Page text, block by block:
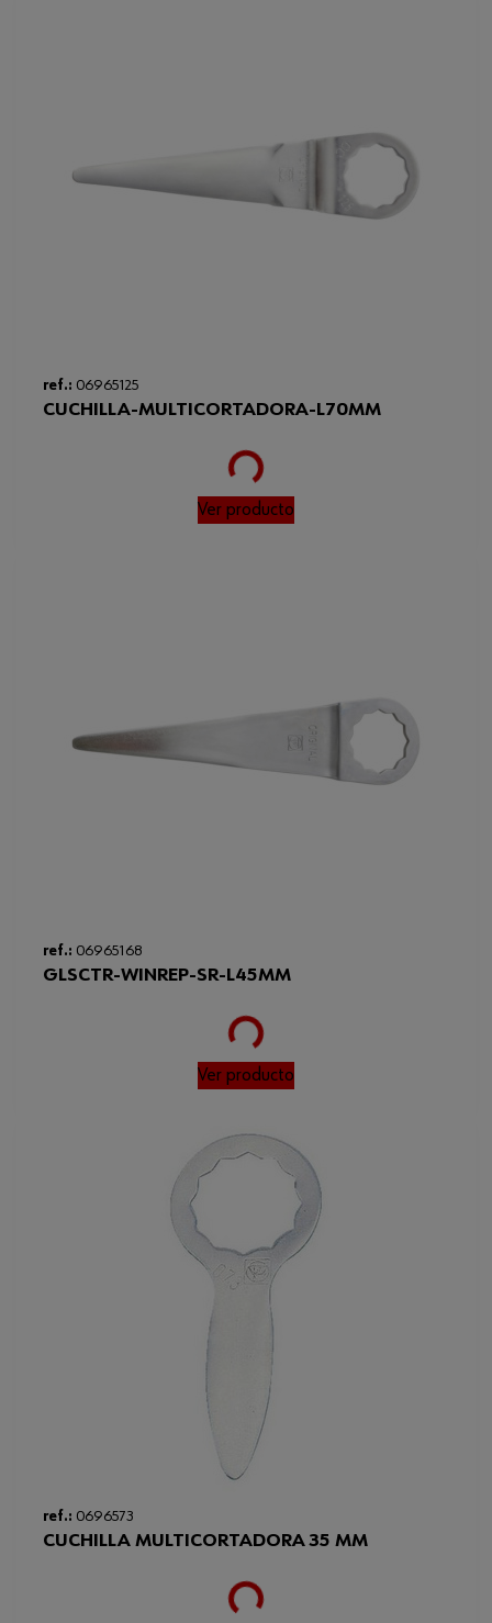
ref.: 06965125
CUCHILLA-MULTICORTADORA-L70MM
Loading...
Ver producto
ref.: 06965168
GLSCTR-WINREP-SR-L45MM
Loading...
Ver producto
ref.: 0696573
CUCHILLA MULTICORTADORA 35 MM
Loading...